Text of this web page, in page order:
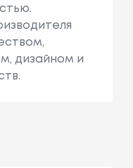
дизайном и